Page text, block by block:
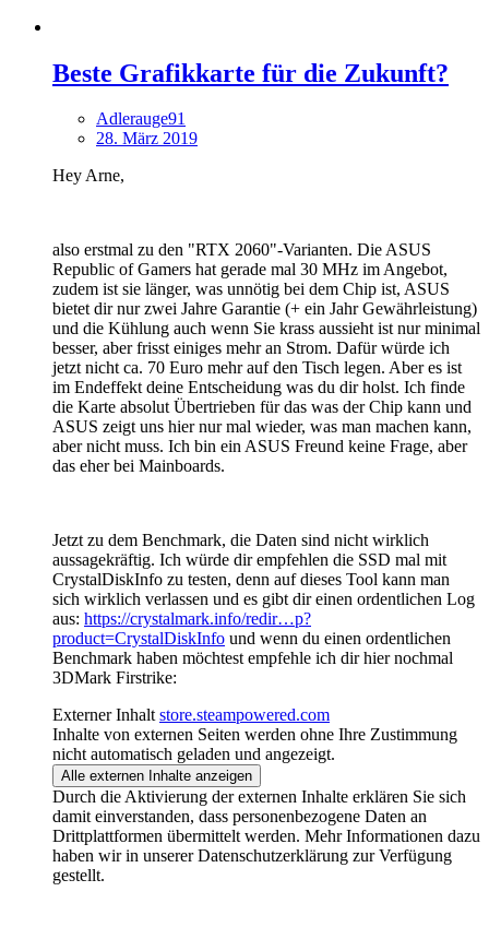
Beste Grafikkarte für die Zukunft?
Adlerauge91
28. März 2019
Hey Arne,
also erstmal zu den "RTX 2060"-Varianten. Die ASUS
Republic of Gamers hat gerade mal 30 MHz im Angebot,
zudem ist sie länger, was unnötig bei dem Chip ist, ASUS
bietet dir nur zwei Jahre Garantie (+ ein Jahr Gewährleistung)
und die Kühlung auch wenn Sie krass aussieht ist nur minimal
besser, aber frisst einiges mehr an Strom. Dafür würde ich
jetzt nicht ca. 70 Euro mehr auf den Tisch legen. Aber es ist
im Endeffekt deine Entscheidung was du dir holst. Ich finde
die Karte absolut Übertrieben für das was der Chip kann und
ASUS zeigt uns hier nur mal wieder, was man machen kann,
aber nicht muss. Ich bin ein ASUS Freund keine Frage, aber
das eher bei Mainboards.
Jetzt zu dem Benchmark, die Daten sind nicht wirklich
aussagekräftig. Ich würde dir empfehlen die SSD mal mit
CrystalDiskInfo zu testen, denn auf dieses Tool kann man
sich wirklich verlassen und es gibt dir einen ordentlichen Log
aus: https://crystalmark.info/redir…p?
product=CrystalDiskInfo und wenn du einen ordentlichen
Benchmark haben möchtest empfehle ich dir hier nochmal
3DMark Firstrike:
Externer Inhalt store.steampowered.com
Inhalte von externen Seiten werden ohne Ihre Zustimmung
nicht automatisch geladen und angezeigt.
Alle externen Inhalte anzeigen
Durch die Aktivierung der externen Inhalte erklären Sie sich
damit einverstanden, dass personenbezogene Daten an
Drittplattformen übermittelt werden. Mehr Informationen dazu
haben wir in unserer Datenschutzerklärung zur Verfügung
gestellt.